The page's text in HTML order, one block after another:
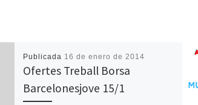
Publicada 16 de enero de 2014
Ofertes Treball Borsa
Barcelonesjove 15/1